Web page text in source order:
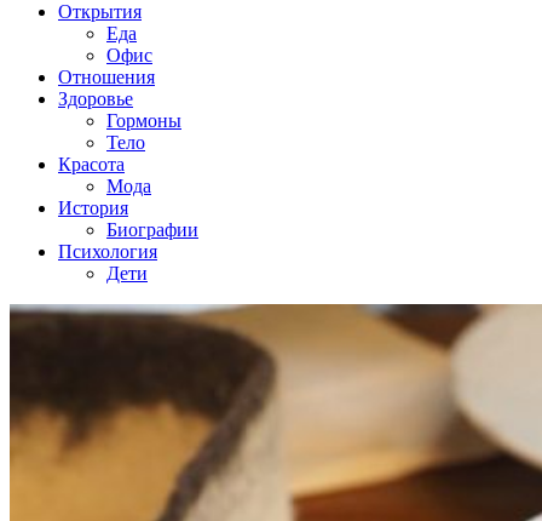
Открытия
Еда
Офис
Отношения
Здоровье
Гормоны
Тело
Красота
Мода
История
Биографии
Психология
Дети